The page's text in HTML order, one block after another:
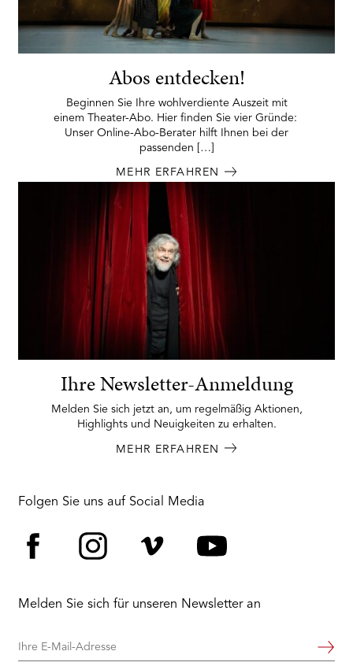
Abos entdecken!
Beginnen Sie Ihre wohlverdiente Auszeit mit
einem Theater-Abo. Hier finden Sie vier Gründe:
Unser Online-Abo-Berater hilft Ihnen bei der
passenden […]
MEHR ERFAHREN
Ihre Newsletter-Anmeldung
Melden Sie sich jetzt an, um regelmäßig Aktionen,
Highlights und Neuigkeiten zu erhalten.
MEHR ERFAHREN
Folgen Sie uns auf Social Media
Melden Sie sich für unseren Newsletter an
Ihre
Weiter